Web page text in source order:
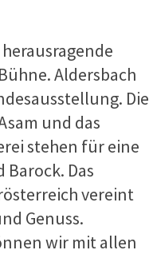
Aldersbach
Die
und das
stehen für eine
Das
vereint
Genuss.
wir mit allen